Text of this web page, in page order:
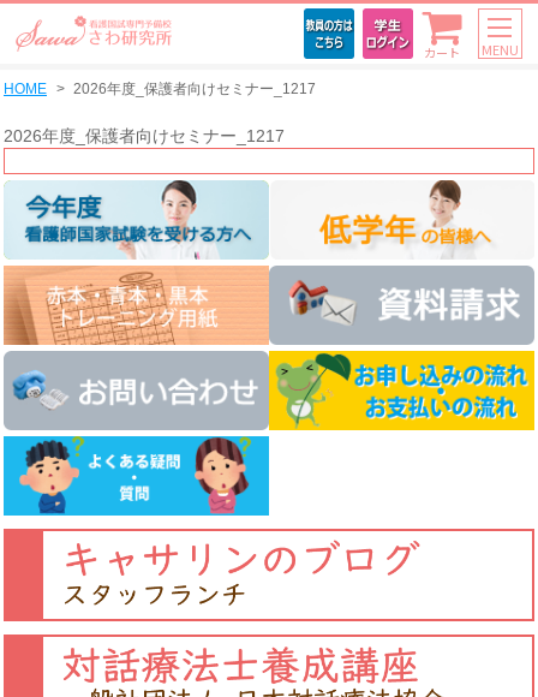
カート MENU
HOME 2026年度_保護者向けセミナー_1217
2026年度_保護者向けセミナー_1217